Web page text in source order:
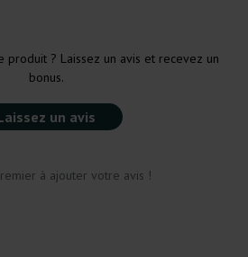
produit ? Laissez un avis et recevez un
bonus.
un avis
à ajouter votre avis !